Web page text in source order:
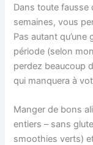
Dans toute fausse
semaines, vous
Pas autant qu’une
période (selon
perdez beaucoup
qui manquera à
Manger de bons
entiers – sans
smoothies verts)